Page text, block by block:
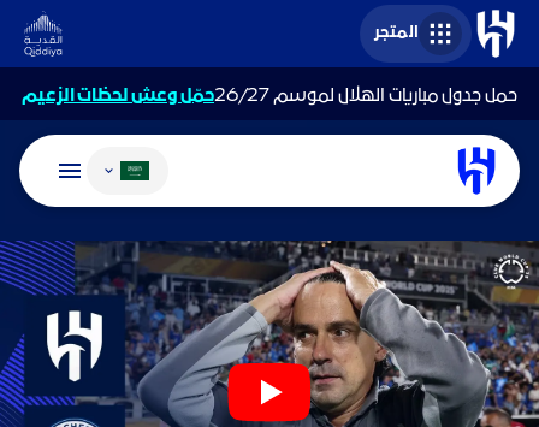
المتجر
حمل جدول مباريات الهلال لموسم 26/27 حمّل وعش لحظات الزعيم
تغيير اللغة